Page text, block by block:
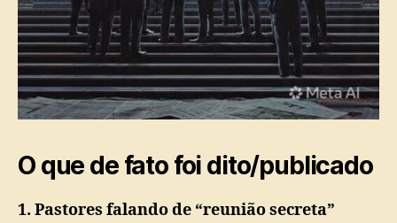
O que de fato foi dito/publicado
1. Pastores falando de “reunião secreta”